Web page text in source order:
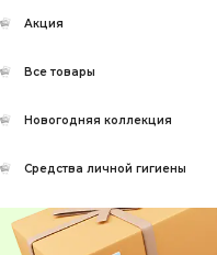
Акция
Все товары
Новогодняя коллекция
Средства личной гигиены